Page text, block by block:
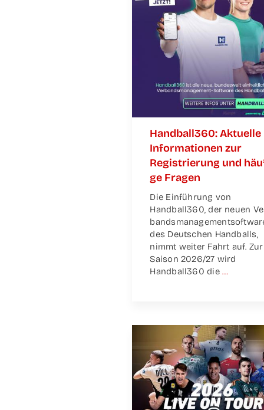
Handball360: Aktu­el­le
Infor­ma­tio­nen zur
Regis­trie­rung und
ge Fragen
Die Ein­füh­rung von
Handball360, der neu­en
des Deut­schen Hand­balls,
nimmt wei­ter Fahrt auf. Zur
Sai­son 2026/27 wird
Handball360 die…